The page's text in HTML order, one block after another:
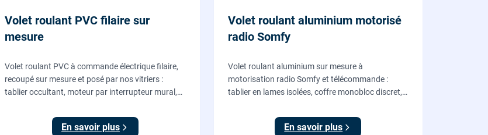
Volet roulant PVC filaire sur
mesure
Volet roulant PVC à commande électrique filaire,
recoupé sur mesure et posé par nos vitriers :
tablier occultant, moteur par interrupteur mural,
garantie 2 ans.
En savoir plus
Volet roulant aluminium motorisé
radio Somfy
Volet roulant aluminium sur mesure à
motorisation radio Somfy et télécommande :
tablier en lames isolées, coffre monobloc discret,
portes-fenêtres et baies coulissantes.
En savoir plus